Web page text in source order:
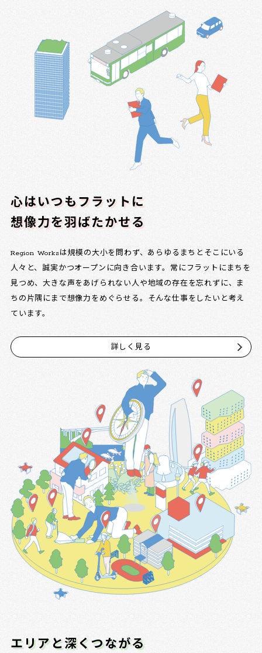
心はいつもフラットに
想像力を羽ばたかせる
Region Worksは規模の大小を問わず、あらゆるまちとそこにいる
人々と、誠実かつオープンに向き合います。常にフラットにまちを
見つめ、大きな声をあげられない人や地域の存在を忘れずに、ま
ちの片隅にまで想像力をめぐらせる。そんな仕事をしたいと考え
ています。
詳しく見る
エリアと深くつながる